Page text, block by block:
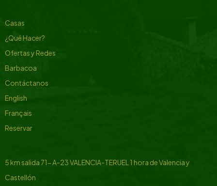
Casas
¿Qué Hacer?
Ofertas y Redes
Barbacoa
Contáctanos
English
Français
Reservar
5 km salida 71- A-23 VALENCIA-TERUEL 1 hora de Valencia y
Castellón